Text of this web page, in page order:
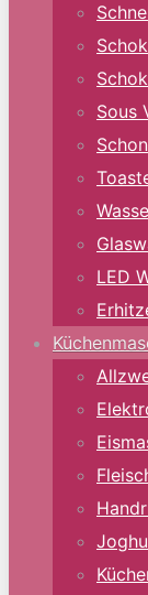
Sous
LED